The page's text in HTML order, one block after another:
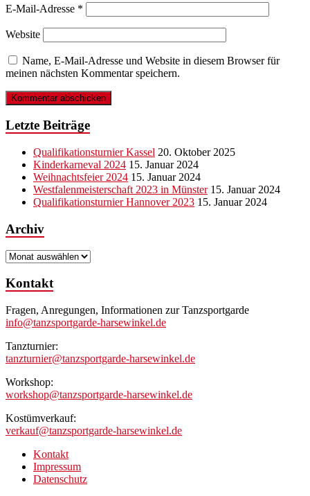
E-Mail-Adresse *
Website
Name, E-Mail-Adresse und Website in diesem Browser für
meinen nächsten Kommentar speichern.
Letzte Beiträge
Qualifikationsturnier Kassel 20. Oktober 2025
Kinderkarneval 2024 15. Januar 2024
Weihnachtsfeier 2024 15. Januar 2024
Westfalenmeisterschaft 2023 in Münster 15. Januar 2024
Qualifikationsturnier Hannover 2023 15. Januar 2024
Archiv
Archiv
Kontakt
Fragen, Anregungen, Informationen zur Tanzsportgarde
info@tanzsportgarde-harsewinkel.de
Tanzturnier:
tanzturnier@tanzsportgarde-harsewinkel.de
Workshop:
workshop@tanzsportgarde-harsewinkel.de
Kostümverkauf:
verkauf@tanzsportgarde-harsewinkel.de
Kontakt
Impressum
Datenschutz